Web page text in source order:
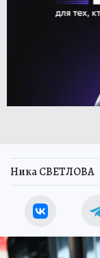
Ника СВЕТЛОВА